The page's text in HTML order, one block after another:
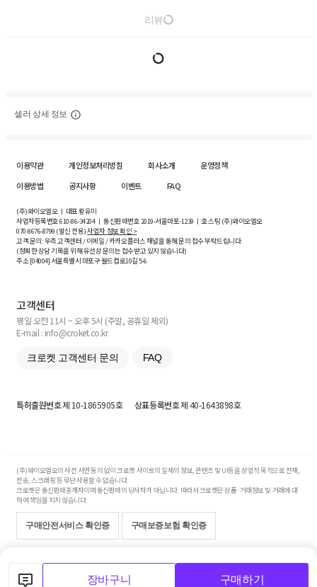
장바구니 구매하기
리뷰
셀러 상세 정보
이용약관 개인정보처리방침 회사소개
운영정책
이용방법
공지사항 이벤트 FAQ
(주)와이오엘오 ㅣ 대표 황유미
사업자등록번호610-86-34204ㅣ 통신판매번호 2019-서울마포-1239 ㅣ 호스팅 (주)와이오엘오
070-8676-8799 (발신 전용)사업자 정보 확인 >
고객 문의: 우측 고객센터 / 이메일 / 카카오플러스 채널을 통해 문의 접수 부탁드립니다.
(정확한 상담 기록을 위해 유선상 문의는 접수받고 있지 않습니다)
주소 [04004] 서울특별시 마포구 월드컵로10길5-6
고객센터
평일 오전 11시 ~ 오후 5시 (주말, 공휴일 제외)
E-mail : info@croket.co.kr
크로켓 고객센터 문의 FAQ
특허출원번호제 10-1865905호 상표등록번호제 40-1643898호
(주)와이오엘오의 사전 서면 동의 없이 크로켓 사이트의 일체의 정보, 콘텐츠 및 UI등을 상업적 목적으로 전재,
전송, 스크래핑 등 무단 사용할 수 없습니다.
크로켓은 통신판매중개자이며 통신판매의 당사자가 아닙니다. 따라서 크로켓은 상품·거래정보 및 거래에 대
하여 책임을 지지 않습니다.
구매안전서비스 확인증 구매보증보험 확인증